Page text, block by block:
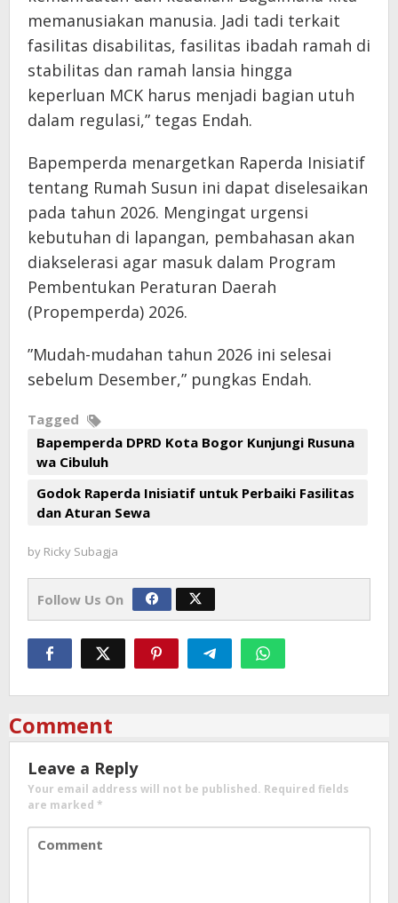
memanusiakan manusia. Jadi tadi terkait
fasilitas disabilitas, fasilitas ibadah ramah di
stabilitas dan ramah lansia hingga
keperluan MCK harus menjadi bagian utuh
dalam regulasi,” tegas Endah.
​Bapemperda menargetkan Raperda Inisiatif
tentang Rumah Susun ini dapat diselesaikan
pada tahun 2026. Mengingat urgensi
kebutuhan di lapangan, pembahasan akan
diakselerasi agar masuk dalam Program
Pembentukan Peraturan Daerah
(Propemperda) 2026.
​”Mudah-mudahan tahun 2026 ini selesai
sebelum Desember,” pungkas Endah.
Tagged
Bapemperda DPRD Kota Bogor Kunjungi Rusuna
wa Cibuluh
Godok Raperda Inisiatif untuk Perbaiki Fasilitas
dan Aturan Sewa
by Ricky Subagja
Follow Us On
Comment
Leave a Reply
Your email address will not be published. Required fields
are marked *